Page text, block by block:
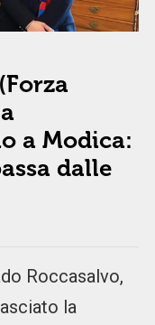
a Modica:
dalle
Roccasalvo,
la